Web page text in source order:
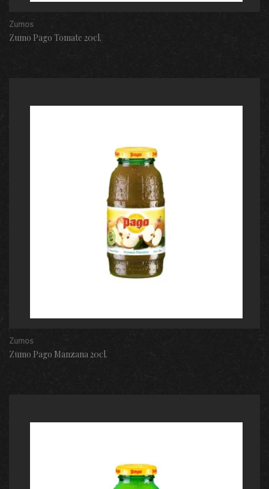
Zumos
Zumo Pago Tomate 20cl.
Zumos
Zumo Pago Manzana 20cl.